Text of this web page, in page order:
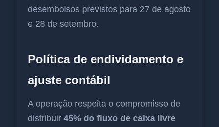
desembolsos previstos para 27 de agosto
e 28 de setembro.
Política de endividamento e
ajuste contábil
A operação respeita o compromisso de
distribuir 45% do fluxo de caixa livre